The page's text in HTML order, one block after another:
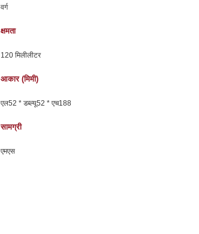
वर्ग
क्षमता
120 मिलीलीटर
आकार (मिमी)
एल52 * डब्ल्यू52 * एच188
सामग्री
एमएस